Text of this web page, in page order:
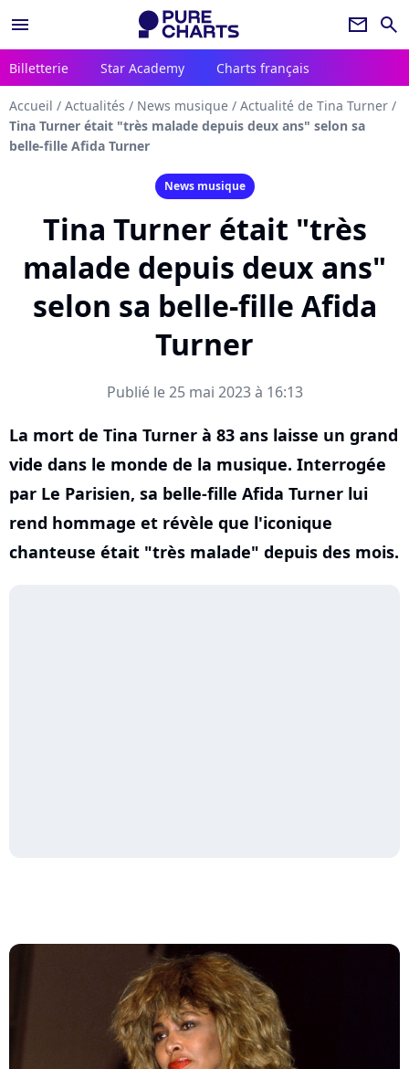
menu newsletter search
Billetterie Star Academy Charts français
Accueil / Actualités / News musique / Actualité de Tina Turner /
Tina Turner était "très malade depuis deux ans" selon sa
belle-fille Afida Turner
News musique
Tina Turner était "très
malade depuis deux ans"
selon sa belle-fille Afida
Turner
Publié le 25 mai 2023 à 16:13
La mort de Tina Turner à 83 ans laisse un grand
vide dans le monde de la musique. Interrogée
par Le Parisien, sa belle-fille Afida Turner lui
rend hommage et révèle que l'iconique
chanteuse était "très malade" depuis des mois.